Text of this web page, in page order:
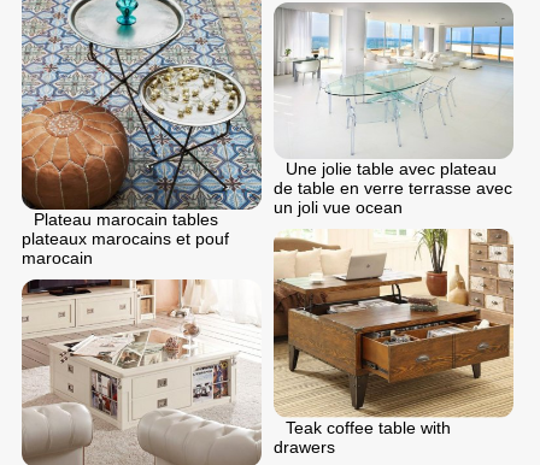
Plateau marocain tables
plateaux marocains et pouf
marocain
Une jolie table avec plateau
de table en verre terrasse avec
un joli vue ocean
Teak coffee table with
drawers